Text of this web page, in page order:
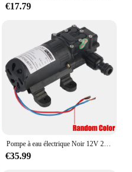
€17.79
Pompe à eau électrique Noir 12V 220V Micro Haute Pression DiaphLeurs me Pulvérisation D'eau 5.5L/min 130PSI DP-537 Agricole
€35.99